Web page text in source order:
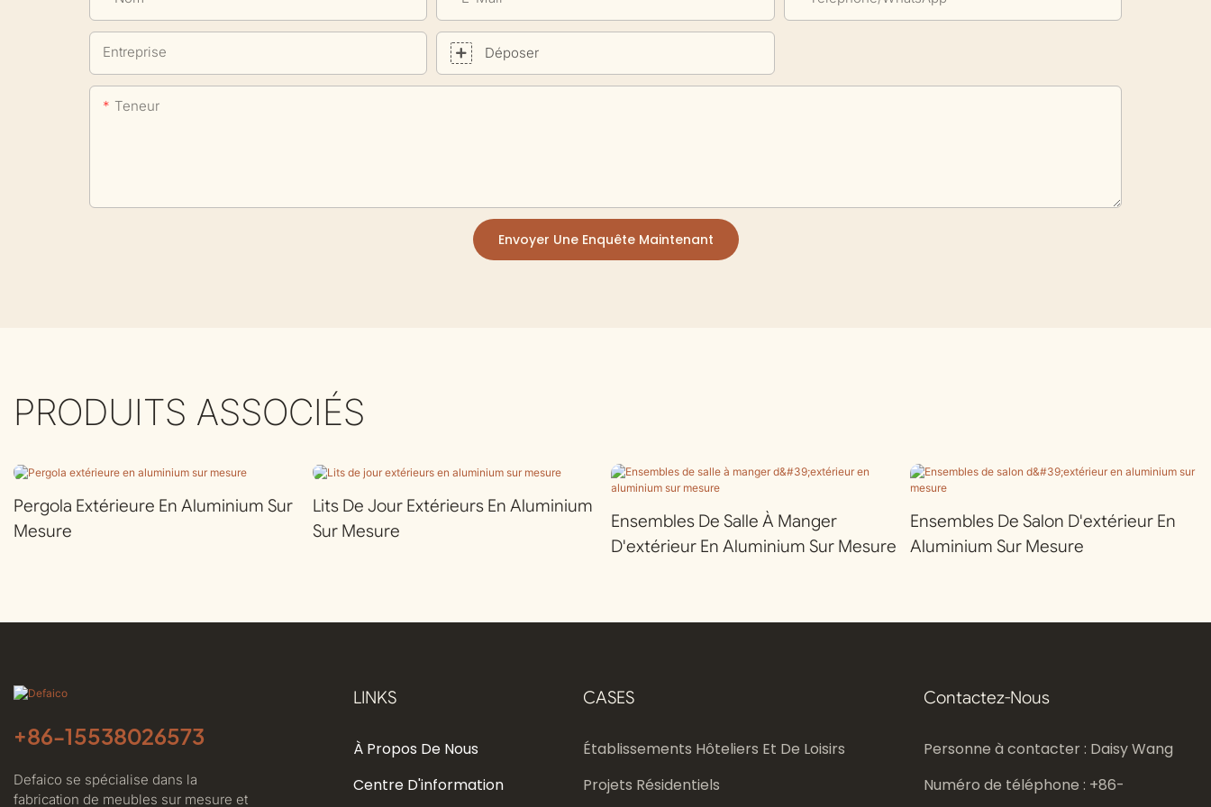
Entreprise Déposer
Teneur
Envoyer Une Enquête Maintenant
PRODUITS ASSOCIÉS
Pergola Extérieure En Aluminium Sur
Mesure
Lits De Jour Extérieurs En Aluminium
Sur Mesure
Ensembles De Salle À Manger
D'extérieur En Aluminium Sur Mesure
Ensembles De Salon D'extérieur En
Aluminium Sur Mesure
+86-15538026573
Defaico se spécialise dans la
fabrication de meubles sur mesure et
LINKS
À Propos De Nous
Centre D'information
CASES
Établissements Hôteliers Et De Loisirs
Projets Résidentiels
Contactez-Nous
Personne à contacter : Daisy Wang
Numéro de téléphone : +86-